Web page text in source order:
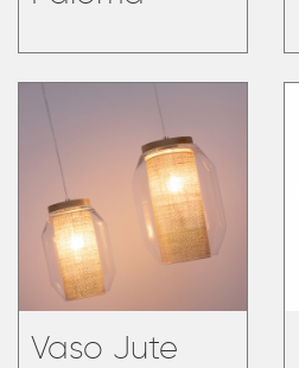
Vaso Jute